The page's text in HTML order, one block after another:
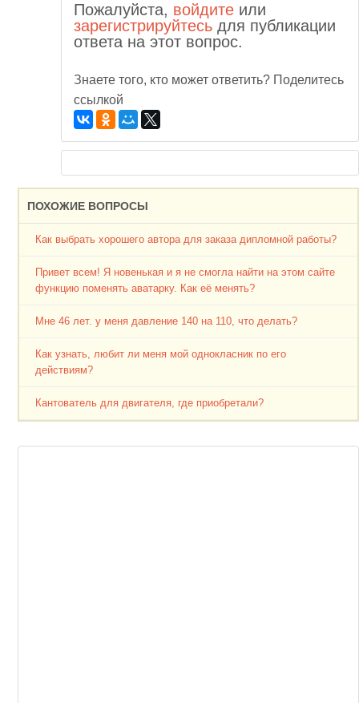
Пожалуйста, войдите или
зарегистрируйтесь для публикации
ответа на этот вопрос.
Знаете того, кто может ответить? Поделитесь
ссылкой
ПОХОЖИЕ ВОПРОСЫ
Как выбрать хорошего автора для заказа дипломной работы?
Привет всем! Я новенькая и я не смогла найти на этом сайте
функцию поменять аватарку. Как её менять?
Мне 46 лет. у меня давление 140 на 110, что делать?
Как узнать, любит ли меня мой однокласник по его
действиям?
Кантователь для двигателя, где приобретали?